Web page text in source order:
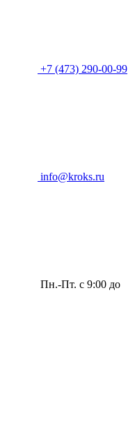
+7 (473) 290-00-99
info@kroks.ru
Пн.-Пт. с 9:00 до